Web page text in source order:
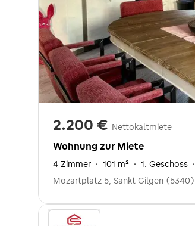
2.200 € Nettokaltmiete
Wohnung zur Miete
4 Zimmer · 101 m² · 1. Geschoss ·
Mozartplatz 5, Sankt Gilgen (5340)